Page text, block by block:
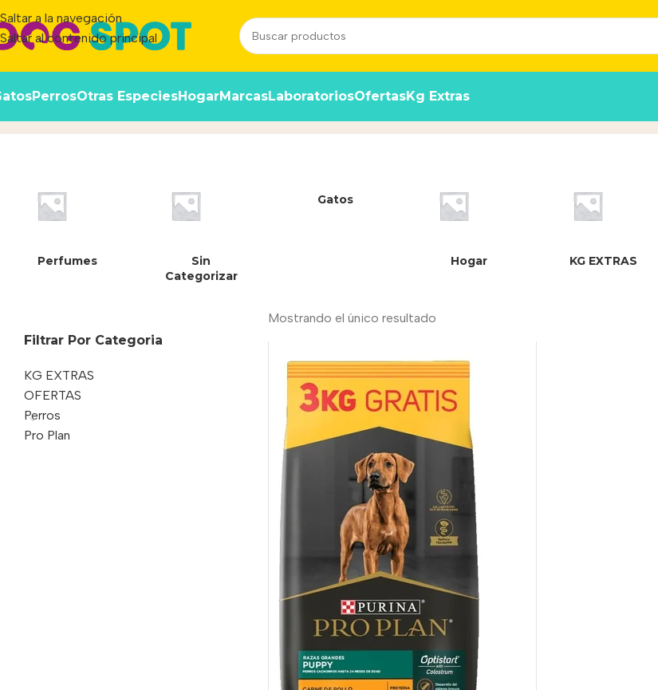
Saltar a la navegación
Saltar al contenido principal
PerrosOtras EspeciesHogarMarcasLaboratoriosOfertasKg Extras
7613287119575
Perfumes
Sin
Categorizar
Gatos
Hogar KG EXTRAS
Filtrar Por Categoria
KG EXTRAS
OFERTAS
Perros
Pro Plan
Mostrando el único resultado